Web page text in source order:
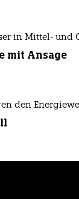
in Mittel- und
mit Ansage
den